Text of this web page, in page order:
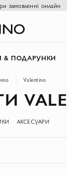
замовленні онлайн
& ПОДАРУНКИ
Valentino
АКСЕСУАРИ